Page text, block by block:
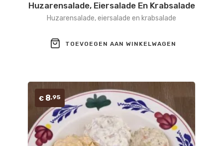
Huzarensalade, Eiersalade En Krabsalade
Huzarensalade, eiersalade en krabsalade
TOEVOEGEN AAN WINKELWAGEN
€ 8,95